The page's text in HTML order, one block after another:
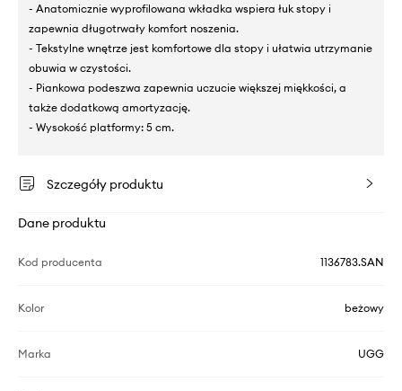
- Anatomicznie wyprofilowana wkładka wspiera łuk stopy i
zapewnia długotrwały komfort noszenia.
- Tekstylne wnętrze jest komfortowe dla stopy i ułatwia utrzymanie
obuwia w czystości.
- Piankowa podeszwa zapewnia uczucie większej miękkości, a
także dodatkową amortyzację.
- Wysokość platformy: 5 cm.
Szczegóły produktu
Dane produktu
Kod producenta 1136783.SAN
Kolor beżowy
Marka UGG